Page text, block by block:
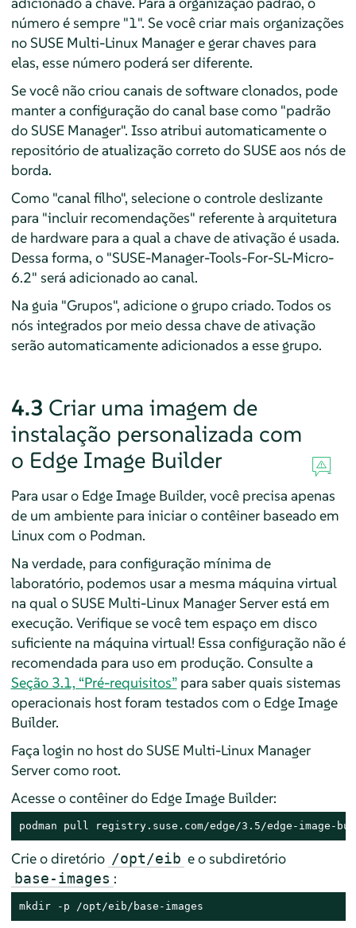
número é sempre "1". Se você criar mais organizações
no SUSE Multi-Linux Manager e gerar chaves para
elas, esse número poderá ser diferente.
Se você não criou canais de software clonados, pode
manter a configuração do canal base como "padrão
do SUSE Manager". Isso atribui automaticamente o
repositório de atualização correto do SUSE aos nós de
borda.
Como "canal filho", selecione o controle deslizante
para "incluir recomendações" referente à arquitetura
de hardware para a qual a chave de ativação é usada.
Dessa forma, o "SUSE-Manager-Tools-For-SL-Micro-
6.2" será adicionado ao canal.
Na guia "Grupos", adicione o grupo criado. Todos os
nós integrados por meio dessa chave de ativação
serão automaticamente adicionados a esse grupo.
4.3 Criar uma imagem de
instalação personalizada com
o Edge Image Builder
Para usar o Edge Image Builder, você precisa apenas
de um ambiente para iniciar o contêiner baseado em
Linux com o Podman.
Na verdade, para configuração mínima de
laboratório, podemos usar a mesma máquina virtual
na qual o SUSE Multi-Linux Manager Server está em
execução. Verifique se você tem espaço em disco
suficiente na máquina virtual! Essa configuração não é
recomendada para uso em produção. Consulte a
Seção 3.1, “Pré-requisitos”para saber quais sistemas
operacionais host foram testados com o Edge Image
Builder.
Faça login no host do SUSE Multi-Linux Manager
Server como root.
Acesse o contêiner do Edge Image Builder:
podman pull registry.suse.com/edge/3.5/edge-image-
Crie o diretório /opt/eib e o subdiretório
base-images :
mkdir -p /opt/eib/base-images